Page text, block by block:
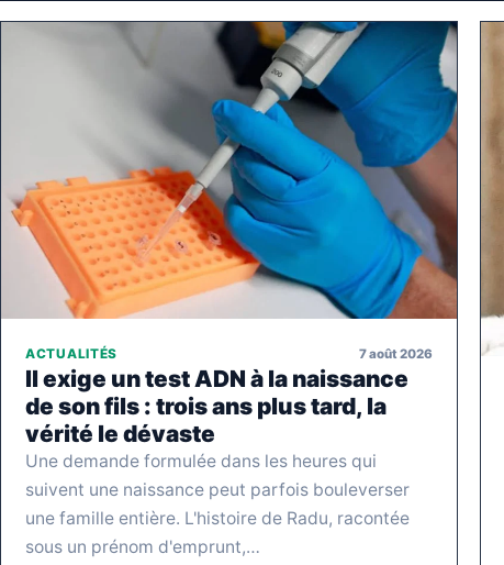
ACTUALITÉS 7 août 2026
Il exige un test ADN à la naissance
de son fils : trois ans plus tard, la
vérité le dévaste
Une demande formulée dans les heures qui
suivent une naissance peut parfois bouleverser
une famille entière. L'histoire de Radu, racontée
sous un prénom d'emprunt,…